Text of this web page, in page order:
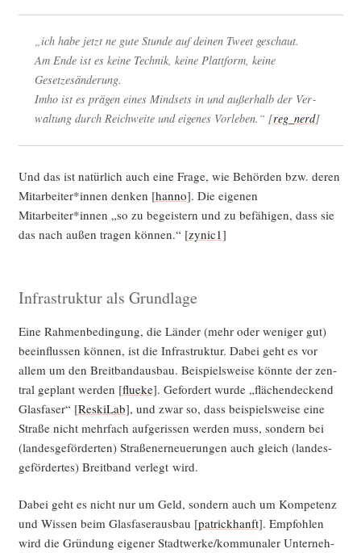
„ich habe jetzt ne gute Stun­de auf dei­nen Tweet geschaut.
Am Ende ist es kei­ne Tech­nik, kei­ne Platt­form, kei­ne
Gesetzesänderung.
Imho ist es prä­gen eines Mind­sets in und außer­halb der Ver­
wal­tung durch Reich­wei­te und eige­nes Vor­le­ben.“ [reg_nerd]
Und das ist natür­lich auch eine Fra­ge, wie Behör­den bzw. deren
Mitarbeiter*innen den­ken [han­no]. Die eige­nen
Mitarbeiter*innen „so zu begeis­tern und zu befä­hi­gen, dass sie
das nach außen tra­gen kön­nen.“ [zynic1]
Infrastruktur als Grundlage
Eine Rah­men­be­din­gung, die Län­der (mehr oder weni­ger gut)
beein­flus­sen kön­nen, ist die Infra­struk­tur. Dabei geht es vor
allem um den Breit­band­aus­bau. Bei­spiels­wei­se könn­te der zen­
tral geplant wer­den [flue­ke]. Gefor­dert wur­de „flä­chen­de­ckend
Glas­fa­ser“ [Reski­Lab], und zwar so, dass bei­spiels­wei­se eine
Stra­ße nicht mehr­fach auf­ge­ris­sen wer­den muss, son­dern bei
(lan­des­ge­för­der­ten) Stra­ßen­er­neue­run­gen auch gleich (lan­des­
ge­för­der­tes) Breit­band ver­legt wird.
Dabei geht es nicht nur um Geld, son­dern auch um Kom­pe­tenz
und Wis­sen beim Glas­fa­ser­aus­bau [patrick­hanft]. Emp­foh­len
wird die Grün­dung eige­ner Stadtwerke/kommunaler Unter­neh­